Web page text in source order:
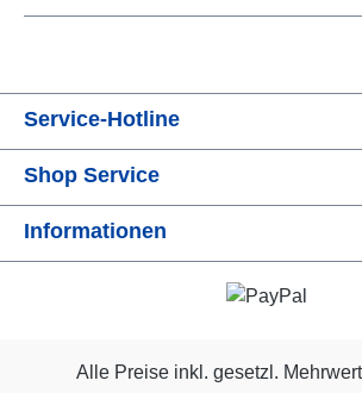
Service-Hotline
Shop Service
Informationen
Alle Preise inkl. gesetzl.